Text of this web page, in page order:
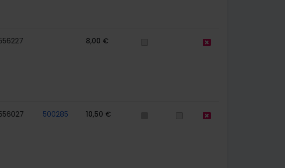
8,00 €
500285 10,50 €